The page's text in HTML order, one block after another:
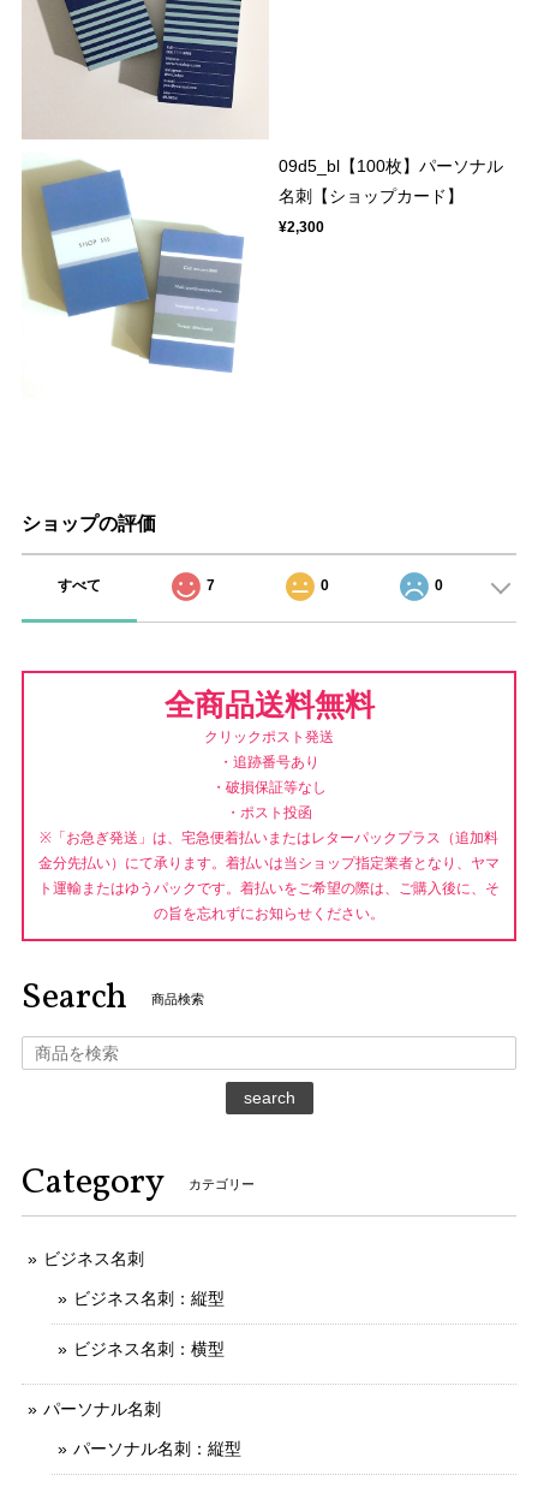
09d5_bl【100枚】パーソナル
名刺【ショップカード】
¥2,300
ショップの評価
すべて 7 0 0
全商品送料無料
クリックポスト発送
・追跡番号あり
・破損保証等なし
・ポスト投函
※「お急ぎ発送」は、宅急便着払いまたはレターパックプラス（追加料
金分先払い）にて承ります。着払いは当ショップ指定業者となり、ヤマ
ト運輸またはゆうパックです。着払いをご希望の際は、ご購入後に、そ
の旨を忘れずにお知らせください。
Search 商品検索
search
Category カテゴリー
ビジネス名刺
ビジネス名刺：縦型
ビジネス名刺：横型
パーソナル名刺
パーソナル名刺：縦型